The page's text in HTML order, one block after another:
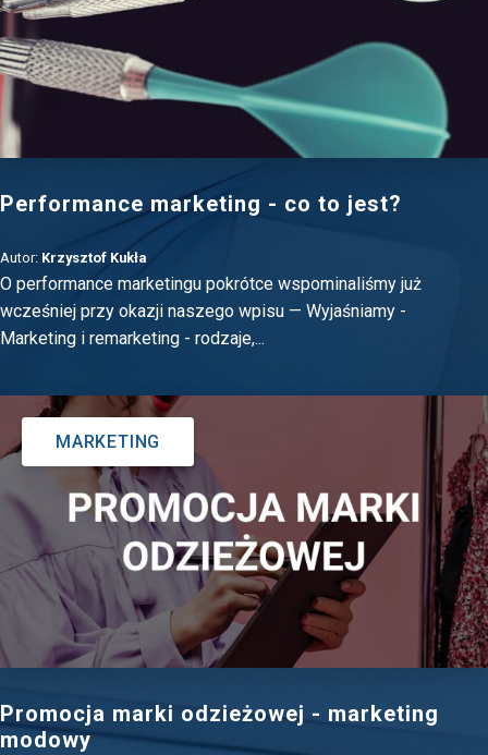
Performance marketing - co to jest?
Autor: Krzysztof Kukła
O performance marketingu pokrótce wspominaliśmy już
wcześniej przy okazji naszego wpisu — Wyjaśniamy -
Marketing i remarketing - rodzaje,...
MARKETING
Promocja marki odzieżowej - marketing
modowy